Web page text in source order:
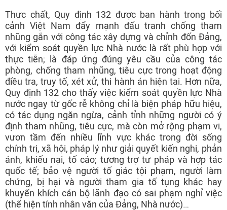
Thực chất, Quy định 132 được ban hành trong bối
cảnh Việt Nam đẩy mạnh đấu tranh chống tham
nhũng gắn với công tác xây dựng và chỉnh đốn Đảng,
với kiểm soát quyền lực Nhà nước là rất phù hợp với
thực tiễn; là đáp ứng đúng yêu cầu của công tác
phòng, chống tham nhũng, tiêu cực trong hoạt động
điều tra, truy tố, xét xử, thi hành án hiện tại. Hơn nữa,
Quy định 132 cho thấy việc kiểm soát quyền lực Nhà
nước ngay từ gốc rễ không chỉ là biện pháp hữu hiệu,
có tác dụng ngăn ngừa, cảnh tỉnh những người có ý
định tham nhũng, tiêu cực, mà còn mở rộng phạm vi,
vươn tầm đến nhiều lĩnh vực khác trong đời sống
chính trị, xã hội, pháp lý như giải quyết kiến nghị, phản
ánh, khiếu nại, tố cáo; tương trợ tư pháp và hợp tác
quốc tế; bảo vệ người tố giác tội phạm, người làm
chứng, bị hại và người tham gia tố tụng khác hay
khuyến khích cán bộ lãnh đạo có sai phạm nghỉ việc
(thể hiện tính nhân văn của Đảng, Nhà nước)…